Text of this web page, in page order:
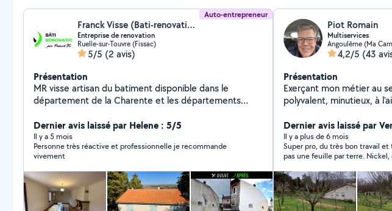
Auto-entrepreneur
Franck Visse (Bati-renovation)
Entreprise de renovation
Ruelle-sur-Touvre (Fissac)
5/5 (2 avis)
Présentation
MR visse artisan du batiment disponible dans le
département de la Charente et les départements
Recherche de fuite urgente Pose de bâche Travaux de
rénovation de couverture Tous travaux de zinguerie
Déplacement 24/24 7j/7 Peinture intérieur extérieur
façade pignon muret Demoussage toiture Nettoyage
de façade muret dallage Pose d'hydrofuge colorée et
incolore Travaux de maçonnerie ESPACE VERT taille
d'arbres de haies Élagage à la nacelle évacuation des
Dernier avis laissé par Helene : 5/5
Il y a 5 mois
Personne très réactive et professionnelle je recommande
vivement
Piot Romain
Multiservices
4,2/5 (43
Présentation
Exerçant mon métier au
polyvalent, minutieux, à
extérieur: entretien,
massifs, de potagers et de poulailler... Création de
clôture à panneau
Tout type de peinture extérieur.
bricolage, peinture,
rénovation, pose de
me contacter pour toute
Dernier avis laissé par
Il y a plus de 6 mois
Super pro, du très bon travail
pas une feuille par terre.